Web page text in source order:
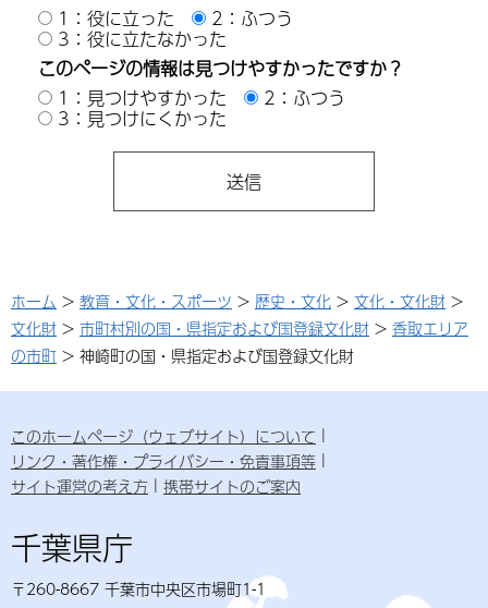
1：役に立った
2：ふつう
3：役に立たなかった
このページの情報は見つけやすかったですか？
1：見つけやすかった
2：ふつう
3：見つけにくかった
ホーム > 教育・文化・スポーツ > 歴史・文化 > 文化・文化財 >
文化財 > 市町村別の国・県指定および国登録文化財 > 香取エリア
の市町 > 神崎町の国・県指定および国登録文化財
このホームページ（ウェブサイト）について
リンク・著作権・プライバシー・免責事項等
サイト運営の考え方
携帯サイトのご案内
千葉県庁
〒260-8667 千葉市中央区市場町1-1